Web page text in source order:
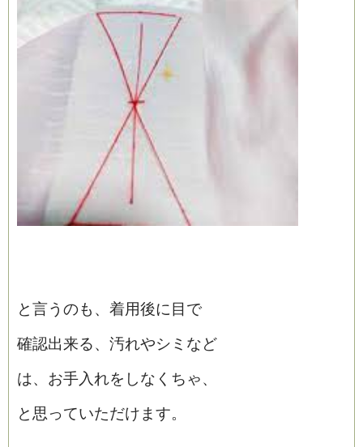
と言うのも、着用後に目で
確認出来る、汚れやシミなど
は、お手入れをしなくちゃ、
と思っていただけます。